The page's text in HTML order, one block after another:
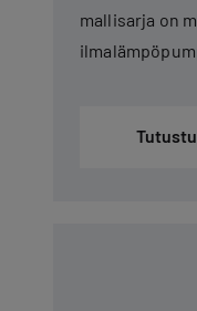
mallisarja on